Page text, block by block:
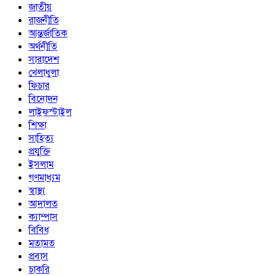
জাতীয়
রাজনীতি
আন্তর্জাতিক
অর্থনীতি
সারাদেশ
খেলাধুলা
ফিচার
বিনোদন
লাইফস্টাইল
শিক্ষা
সাহিত্য
প্রযুক্তি
ইসলাম
গণমাধ্যম
স্বাস্থ্য
আদালত
ক্যাম্পাস
বিবিধ
মতামত
প্রবাস
চাকরি